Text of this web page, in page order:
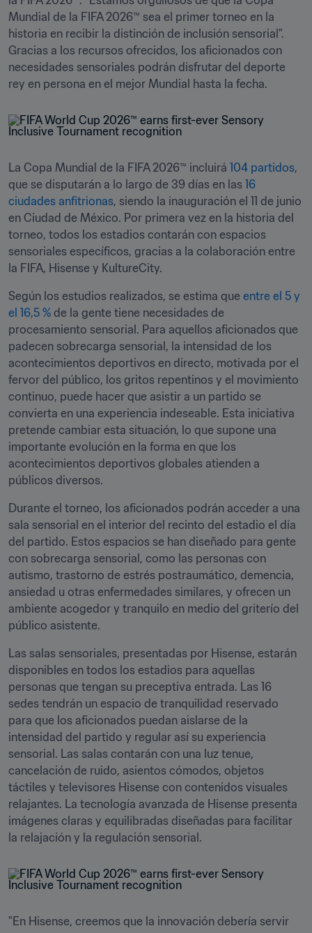
Mundial de la FIFA 2026™ sea el primer torneo en la
historia en recibir la distinción de inclusión sensorial".
Gracias a los recursos ofrecidos, los aficionados con
necesidades sensoriales podrán disfrutar del deporte
rey en persona en el mejor Mundial hasta la fecha.
La Copa Mundial de la FIFA 2026™ incluirá 104 partidos,
que se disputarán a lo largo de 39 días en las 16
ciudades anfitrionas, siendo la inauguración el 11 de junio
en Ciudad de México. Por primera vez en la historia del
torneo, todos los estadios contarán con espacios
sensoriales específicos, gracias a la colaboración entre
la FIFA, Hisense y KultureCity.
Según los estudios realizados, se estima que entre el 5 y
el 16,5 % de la gente tiene necesidades de
procesamiento sensorial. Para aquellos aficionados que
padecen sobrecarga sensorial, la intensidad de los
acontecimientos deportivos en directo, motivada por el
fervor del público, los gritos repentinos y el movimiento
continuo, puede hacer que asistir a un partido se
convierta en una experiencia indeseable. Esta iniciativa
pretende cambiar esta situación, lo que supone una
importante evolución en la forma en que los
acontecimientos deportivos globales atienden a
públicos diversos.
Durante el torneo, los aficionados podrán acceder a una
sala sensorial en el interior del recinto del estadio el día
del partido. Estos espacios se han diseñado para gente
con sobrecarga sensorial, como las personas con
autismo, trastorno de estrés postraumático, demencia,
ansiedad u otras enfermedades similares, y ofrecen un
ambiente acogedor y tranquilo en medio del griterío del
público asistente.
Las salas sensoriales, presentadas por Hisense, estarán
disponibles en todos los estadios para aquellas
personas que tengan su preceptiva entrada. Las 16
sedes tendrán un espacio de tranquilidad reservado
para que los aficionados puedan aislarse de la
intensidad del partido y regular así su experiencia
sensorial. Las salas contarán con una luz tenue,
cancelación de ruido, asientos cómodos, objetos
táctiles y televisores Hisense con contenidos visuales
relajantes. La tecnología avanzada de Hisense presenta
imágenes claras y equilibradas diseñadas para facilitar
la relajación y la regulación sensorial.
"En Hisense, creemos que la innovación debería servir